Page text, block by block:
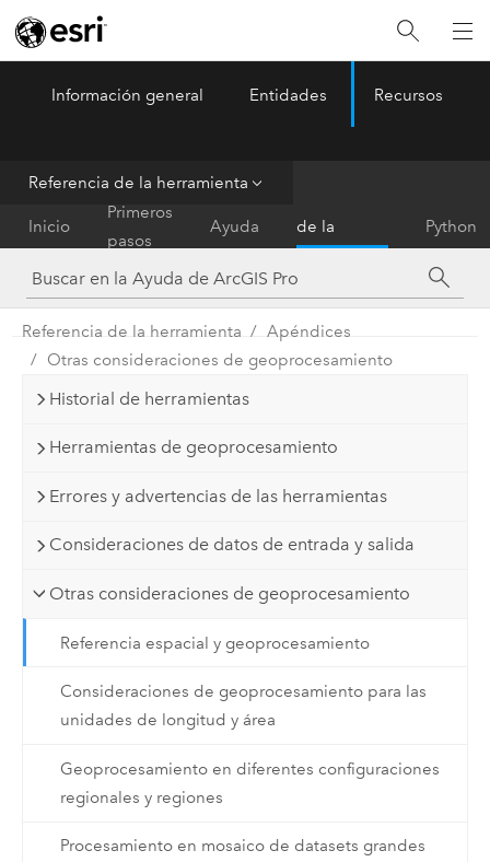
ArcGIS Pro Menu
Información general Entidades Recursos
Referencia de la herramienta
Inicio
Primeros
pasos
Ayuda
de la
herramienta
Python
Referencia de la herramienta
Apéndices
Otras consideraciones de geoprocesamiento
Historial de herramientas
Herramientas de geoprocesamiento
Errores y advertencias de las herramientas
Consideraciones de datos de entrada y salida
Otras consideraciones de geoprocesamiento
Referencia espacial y geoprocesamiento
Consideraciones de geoprocesamiento para las
unidades de longitud y área
Geoprocesamiento en diferentes configuraciones
regionales y regiones
Procesamiento en mosaico de datasets grandes